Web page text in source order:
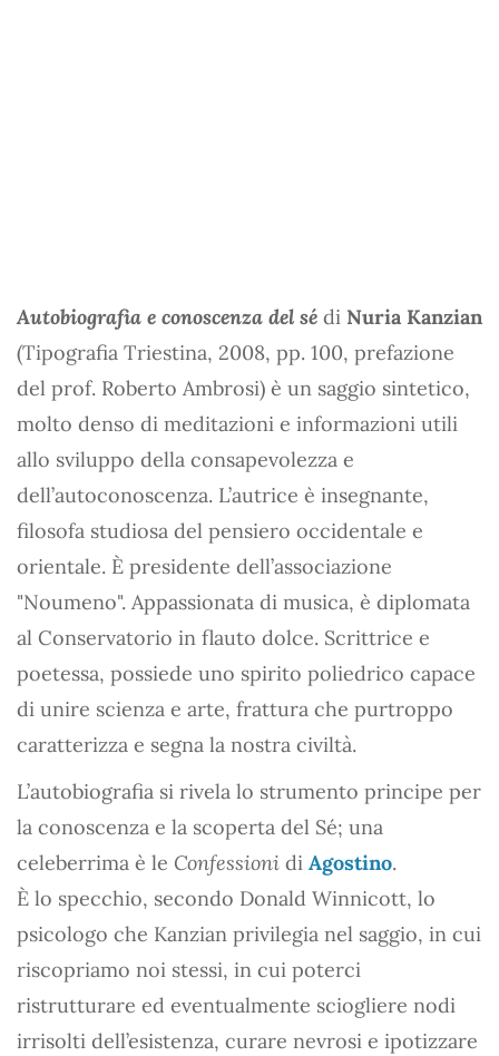
Autobiografia e conoscenza del sé di Nuria Kanzian
(Tipografia Triestina, 2008, pp. 100, prefazione
del prof. Roberto Ambrosi) è un saggio sintetico,
molto denso di meditazioni e informazioni utili
allo sviluppo della consapevolezza e
dell’autoconoscenza. L’autrice è insegnante,
filosofa studiosa del pensiero occidentale e
orientale. È presidente dell’associazione
"Noumeno". Appassionata di musica, è diplomata
al Conservatorio in flauto dolce. Scrittrice e
poetessa, possiede uno spirito poliedrico capace
di unire scienza e arte, frattura che purtroppo
caratterizza e segna la nostra civiltà.
L’autobiografia si rivela lo strumento principe per
la conoscenza e la scoperta del Sé; una
celeberrima è le Confessioni di Agostino.
È lo specchio, secondo Donald Winnicott, lo
psicologo che Kanzian privilegia nel saggio, in cui
riscopriamo noi stessi, in cui poterci
ristrutturare ed eventualmente sciogliere nodi
irrisolti dell’esistenza, curare nevrosi e ipotizzare